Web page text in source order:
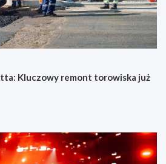
Kluczowy remont torowiska już